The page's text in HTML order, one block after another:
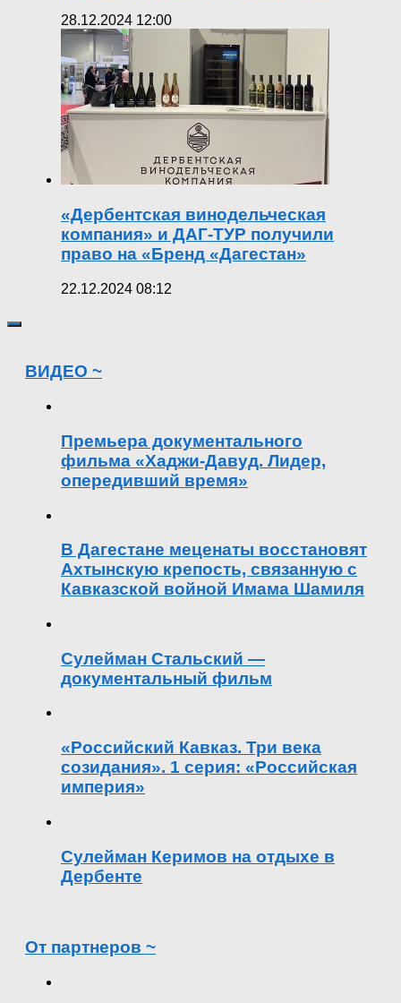
28.12.2024 12:00
«Дербентская винодельческая
компания» и ДАГ-ТУР получили
право на «Бренд «Дагестан»
22.12.2024 08:12
ВИДЕО ~
Премьера документального
фильма «Хаджи-Давуд. Лидер,
опередивший время»
В Дагестане меценаты восстановят
Ахтынскую крепость, связанную с
Кавказской войной Имама Шамиля
Сулейман Стальский —
документальный фильм
«Российский Кавказ. Три века
созидания». 1 серия: «Российская
империя»
Сулейман Керимов на отдыхе в
Дербенте
От партнеров ~